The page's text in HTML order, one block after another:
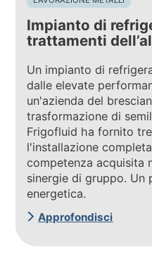
Impianto di
trattamenti
Un impianto di
dalle elevate
un'azienda del
trasformazione di
Frigofluid ha fornito
l'installazione
competenza acquisita
sinergie di gruppo. Un
energetica.
Approfondisci